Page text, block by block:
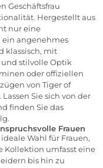
Geschäftsfrau
Hergestellt aus
nur eine
ein angenehmes
klassisch, mit
stilvolle Optik
oder offiziellen
von Tiger of
Sie sich von der
finden Sie das
Frauen
Wahl für Frauen,
Kollektion umfasst eine
bis hin zu